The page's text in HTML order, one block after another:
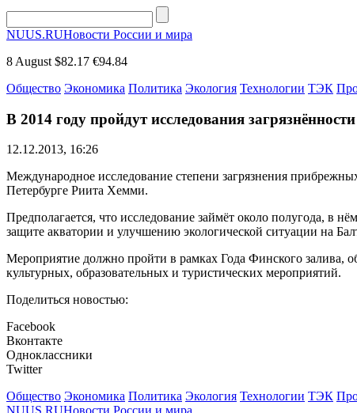
NUUS.RUНовости России и мира
8 August $82.17 €94.84
Общество Экономика Политика Экология Технологии ТЭК
В 2014 году пройдут исследования
12.12.2013, 16:26
Международное исследование степени загрязнения
Петербурге Риита Хемми.
Предполагается, что исследование займёт около полугода, в
защите акватории и улучшению экологической ситуации на
Мероприятие должно пройти в рамках Года Финского залива,
культурных, образовательных и туристических мероприятий.
Поделиться новостью:
Facebook
Вконтакте
Одноклассники
Twitter
Общество Экономика Политика Экология Технологии ТЭК